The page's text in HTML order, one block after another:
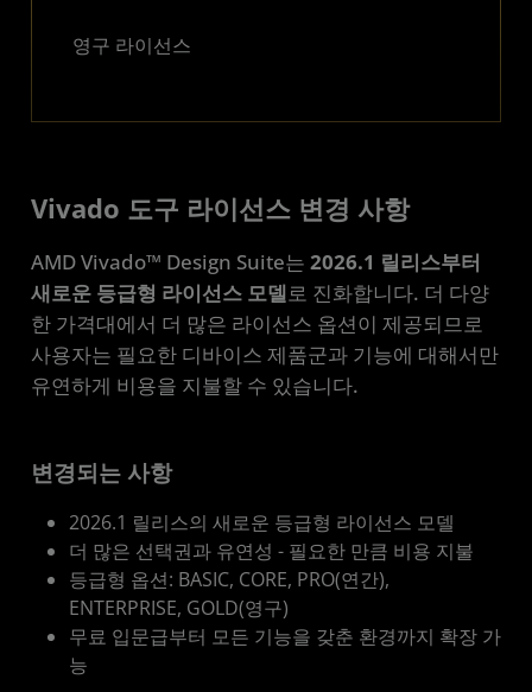
영구 라이선스
Vivado 도구 라이선스 변경 사항
AMD Vivado™ Design Suite는 2026.1 릴리스부터
새로운 등급형 라이선스 모델로 진화합니다. 더 다양
한 가격대에서 더 많은 라이선스 옵션이 제공되므로
사용자는 필요한 디바이스 제품군과 기능에 대해서만
유연하게 비용을 지불할 수 있습니다.
변경되는 사항
2026.1 릴리스의 새로운 등급형 라이선스 모델
더 많은 선택권과 유연성 - 필요한 만큼 비용 지불
등급형 옵션: BASIC, CORE, PRO(연간),
ENTERPRISE, GOLD(영구)
무료 입문급부터 모든 기능을 갖춘 환경까지 확장 가
능